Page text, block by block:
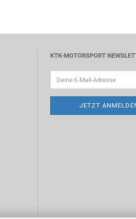
KTK-MOTORSPORT